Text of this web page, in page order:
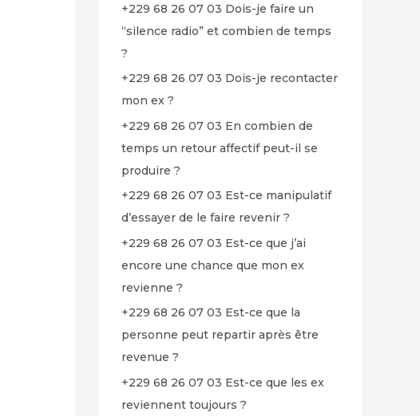
+229 68 26 07 03 Dois-je faire un
“silence radio” et combien de temps
?
+229 68 26 07 03 Dois-je recontacter
mon ex ?
+229 68 26 07 03 En combien de
temps un retour affectif peut-il se
produire ?
+229 68 26 07 03 Est-ce manipulatif
d’essayer de le faire revenir ?
+229 68 26 07 03 Est-ce que j’ai
encore une chance que mon ex
revienne ?
+229 68 26 07 03 Est-ce que la
personne peut repartir après être
revenue ?
+229 68 26 07 03 Est-ce que les ex
reviennent toujours ?